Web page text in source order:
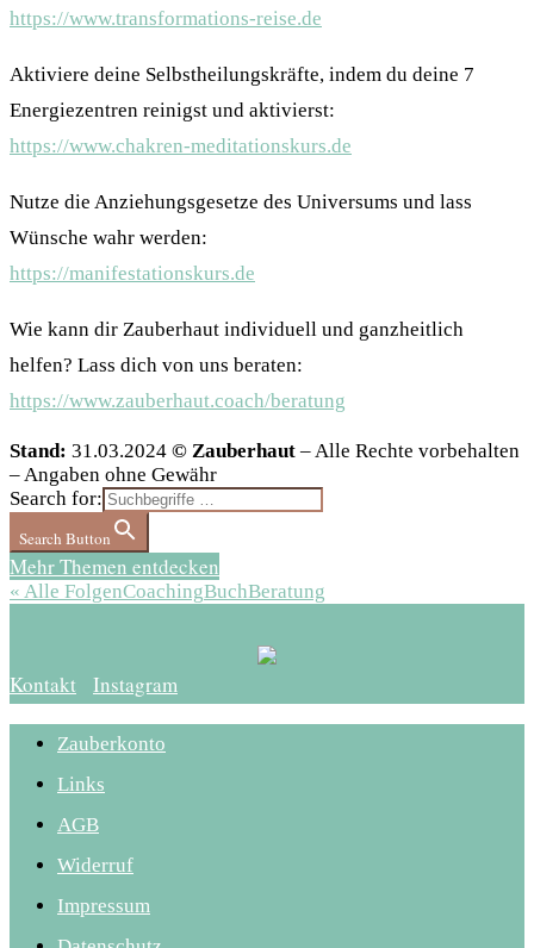
https://www.transformations-reise.de
Aktiviere deine Selbstheilungskräfte, indem du deine 7
Energiezentren reinigst und aktivierst:
https://www.chakren-meditationskurs.de
Nutze die Anziehungsgesetze des Universums und lass
Wünsche wahr werden:
https://manifestationskurs.de
Wie kann dir Zauberhaut individuell und ganzheitlich
helfen? Lass dich von uns beraten:
https://www.zauberhaut.coach/beratung
Stand: 31.03.2024 © Zauberhaut – Alle Rechte vorbehalten
– Angaben ohne Gewähr
Search for:
Search Button
Mehr Themen entdecken
« Alle FolgenCoachingBuchBeratung
Kontakt Instagram
Zauberkonto
Links
AGB
Widerruf
Impressum